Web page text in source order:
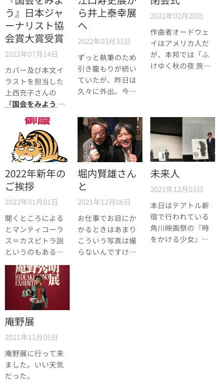
方でした。
う』日本ジャ
ーナリスト協
会賞大賞受賞
2022年07月14日
カバー及び本文イ
ラストを担当した
上西充子さんの
『国会をみよう 国
会パブリックビュ
ーイングの試み』
（集英社クリエイ
ティブ 2020年）が
第10回日本ジャー
ナリスト協会賞大
賞を受賞しまし
た。
ら井上泰幸展
へ
2022年03月31日
ずっと執筆のため
引き籠もりが続い
ていたが、昨日は
久々に外出。今浦
2022年02月20日
作曲者オードウェ
イはアメリカ人だ
が、本邦では「ふ
けゆく秋の夜 旅の
は球磨川の流れか
ら採ったペンネー
ム）なので田舎の
城趾公園には歌碑
があり、歌自体に
も、たぶん他府県
の人よりも子供の
頃から親しんでき
た。
2022年新年の
ご挨拶
2022年01月01日
聞くところによる
とマンティコーラ
ス＝カスピトラ説
というのもあるそ
うで、虎の尾を踏
む男で新年のご挨
拶。
堀内賢雄さん
と
2021年12月06日
お仕事でお目にか
かるときはあまり
こういう写真は撮
らないんですけ
未来人
2021年12月03日
本日はテアトル新
宿で行われている
角川映画祭の『時
をかける少女』の
庵野展
2021年11月05日
庵野展に行って来
ました。いい天気
だった。